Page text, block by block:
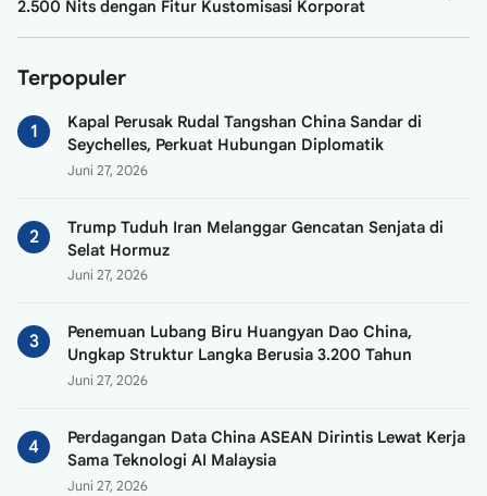
2.500 Nits dengan Fitur Kustomisasi Korporat
Terpopuler
Kapal Perusak Rudal Tangshan China Sandar di
Seychelles, Perkuat Hubungan Diplomatik
Juni 27, 2026
Trump Tuduh Iran Melanggar Gencatan Senjata di
Selat Hormuz
Juni 27, 2026
Penemuan Lubang Biru Huangyan Dao China,
Ungkap Struktur Langka Berusia 3.200 Tahun
Juni 27, 2026
Perdagangan Data China ASEAN Dirintis Lewat Kerja
Sama Teknologi AI Malaysia
Juni 27, 2026